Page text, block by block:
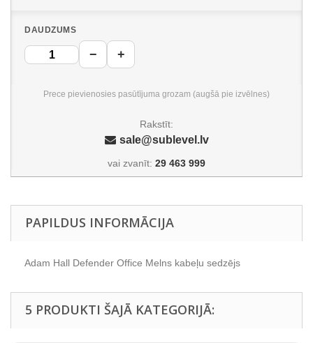
DAUDZUMS
− +
Prece pievienosies pasūtījuma grozam (augšā pie izvēlnes)
Rakstīt:
sale@sublevel.lv
vai zvanīt: 29 463 999
PAPILDUS INFORMĀCIJA
Adam Hall Defender Office Melns kabeļu sedzējs
5 PRODUKTI ŠAJĀ KATEGORIJĀ: